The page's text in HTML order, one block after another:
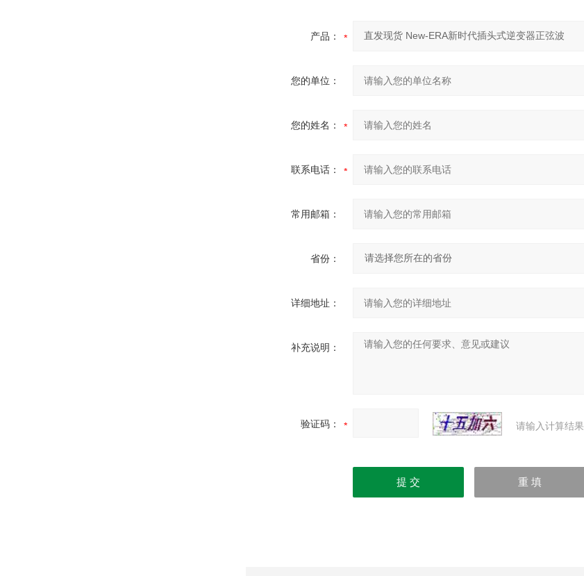
产品：
您的单位：
您的姓名：
联系电话：
常用邮箱：
省份：
详细地址：
补充说明：
验证码： 请输入计算结